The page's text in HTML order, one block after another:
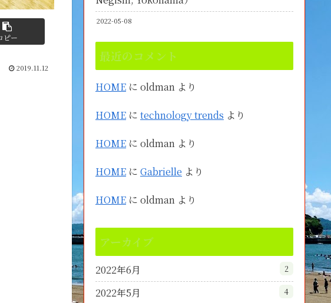
ピー
2019.11.12
2022-05-08
最近のコメント
HOME に oldman より
HOME に technology trends より
HOME に oldman より
HOME に Gabrielle より
HOME に oldman より
アーカイブ
2022年6月 2
2022年5月 4